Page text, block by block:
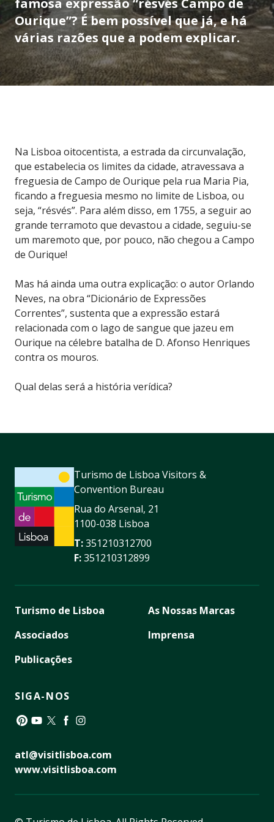
Ourique”? É bem possível que já, e há
várias razões que a podem explicar.
Na Lisboa oitocentista, a estrada da circunvalação,
que estabelecia os limites da cidade, atravessava a
freguesia de Campo de Ourique pela rua Maria Pia,
ficando a freguesia mesmo no limite de Lisboa, ou
seja, “résvés”. Para além disso, em 1755, a seguir ao
grande terramoto que devastou a cidade, seguiu-se
um maremoto que, por pouco, não chegou a Campo
de Ourique!
Mas há ainda uma outra explicação: o autor Orlando
Neves, na obra “Dicionário de Expressões
Correntes”, sustenta que a expressão estará
relacionada com o lago de sangue que jazeu em
Ourique na célebre batalha de D. Afonso Henriques
contra os mouros.
Qual delas será a história verídica?
Turismo de Lisboa Visitors &
Convention Bureau
Rua do Arsenal, 21
1100-038 Lisboa
T:351210312700
F:351210312899
Turismo de Lisboa
Associados
Publicações
As Nossas Marcas
Imprensa
SIGA-NOS
atl@visitlisboa.com
www.visitlisboa.com